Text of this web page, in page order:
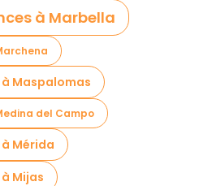
à Marbella
Maspalomas
del Campo
Mérida
Mijas